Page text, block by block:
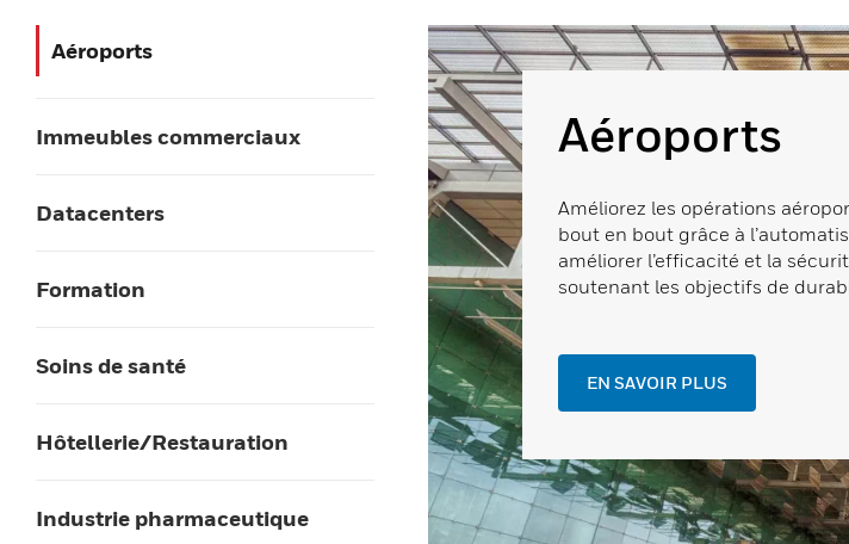
Aéroports
Immeubles commerciaux
Datacenters
Formation
Soins de santé
Hôtellerie/Restauration
Industrie pharmaceutique
Aéroports
Améliorez les opérations
bout en bout grâce à
améliorer l’efficacité et la
soutenant les objectifs de
EN SAVOIR PLUS